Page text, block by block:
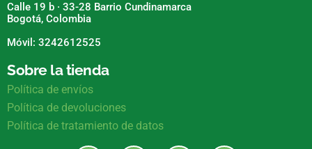
Calle 19 b · 33-28 Barrio Cundinamarca
Bogotá, Colombia
Móvil: 3242612525
Sobre la tienda
Política de envíos
Política de devoluciones
Política de tratamiento de datos